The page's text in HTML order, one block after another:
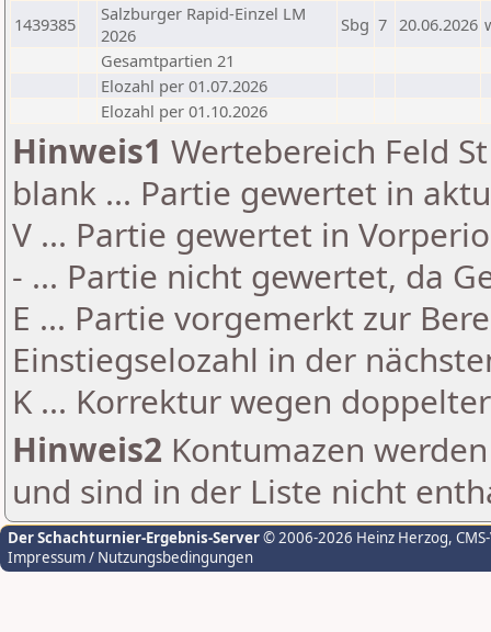
1439385
Salzburger Rapid-Einzel LM
2026
Sbg 7 20.06.2026
Gesamtpartien 21
Elozahl per 01.07.2026
Elozahl per 01.10.2026
Hinweis1 Wertebereich Feld
blank ... Partie gewertet in
V ... Partie gewertet in
- ... Partie nicht gewertet, da
E ... Partie vorgemerkt zur
Einstiegselozahl in der
K ... Korrektur wegen
Hinweis2 Kontumazen
und sind in der Liste nicht
Der Schachturnier-Ergebnis-Server© 2006-2026 Heinz Herzog,
Impressum / Nutzungsbedingungen